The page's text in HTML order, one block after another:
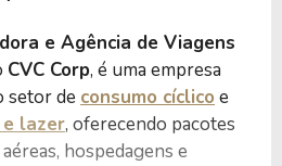
e Agência de Viagens
CVC Corp, é uma empresa
setor de consumo cíclico e
lazer, oferecendo pacotes
hospedagens e